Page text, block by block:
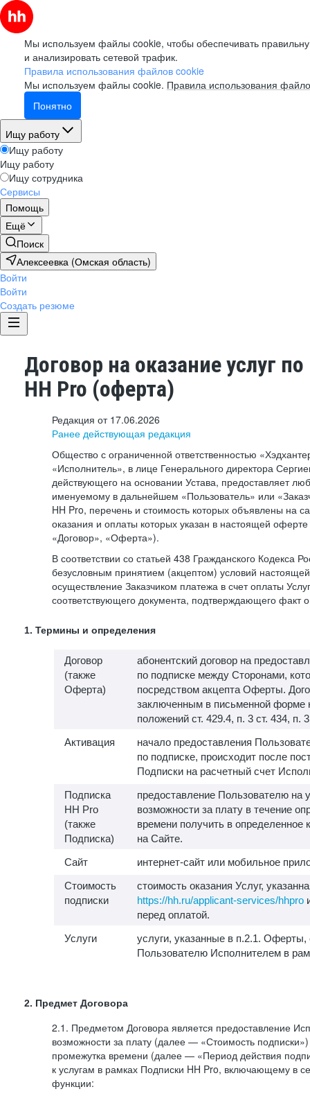
Мы используем файлы cookie, чтобы обеспечивать
и анализировать сетевой трафик.
Правила использования файлов cookie
Мы используем файлы cookie. Правила использования
Понятно
Ищу работу
Ищу работу
Ищу работу
Ищу сотрудника
Сервисы
Помощь
Ещё
Поиск
Алексеевка (Омская область)
Войти
Войти
Создать резюме
Договор на оказание услуг
HH Pro (оферта)
Редакция от 17.06.2026
Ранее действующая редакция
Общество с ограниченной ответственностью
«Исполнитель», в лице Генерального директора
действующего на основании Устава, предоставляет
именуемому в дальнейшем «Пользователь» или
HH Pro, перечень и стоимость которых объявлены на
оказания и оплаты которых указан в настоящей
«Договор», «Оферта»).
В соответствии со статьей 438 Гражданского Кодекса
безусловным принятием (акцептом) условий
осуществление Заказчиком платежа в счет оплаты
соответствующего документа, подтверждающего факт
1. Термины и определения
Договор
(также
Оферта)
абонентский договор на
по подписке между Сторонами,
посредством акцепта Оферты.
заключенным в письменной форме
положений ст. 429.4, п. 3 ст. 434, п.
Активация
начало предоставления
по подписке, происходит после
Подписки на расчетный счет
Подписка
HH Pro
(также
Подписка)
предоставление Пользователю на
возможности за плату в течение
времени получить в определенное
на Сайте.
Сайт
интернет-сайт или мобильное
Стоимость
подписки
стоимость оказания Услуг,
https://hh.ru/applicant-services/hhpro
перед оплатой.
Услуги
услуги, указанные в п.2.1.
Пользователю Исполнителем в
2. Предмет Договора
2.1. Предметом Договора является предоставление
возможности за плату (далее — «Стоимость
промежутка времени (далее — «Период действия
к услугам в рамках Подписки HH Pro, включающему в
функции: